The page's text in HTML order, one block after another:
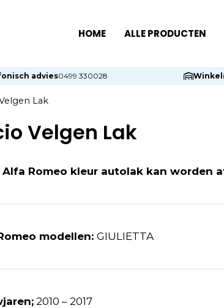
HOME ALLE PRODUCTEN
advies0499 330028 Winkel
Lak
Velgen Lak
Alfa Romeo kleur autolak kan worden
modellen: GIULIETTA
2010 – 2017